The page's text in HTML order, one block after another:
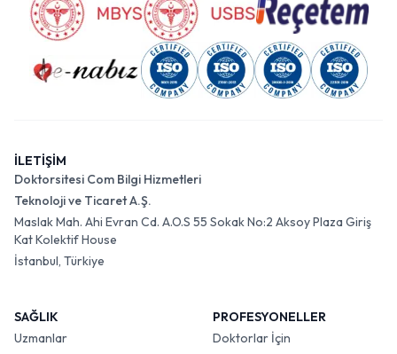
İLETİŞİM
Doktorsitesi Com Bilgi Hizmetleri
Teknoloji ve Ticaret A.Ş.
Maslak Mah. Ahi Evran Cd. A.O.S 55 Sokak No:2 Aksoy Plaza Giriş
Kat Kolektif House
İstanbul, Türkiye
SAĞLIK
Uzmanlar
PROFESYONELLER
Doktorlar İçin